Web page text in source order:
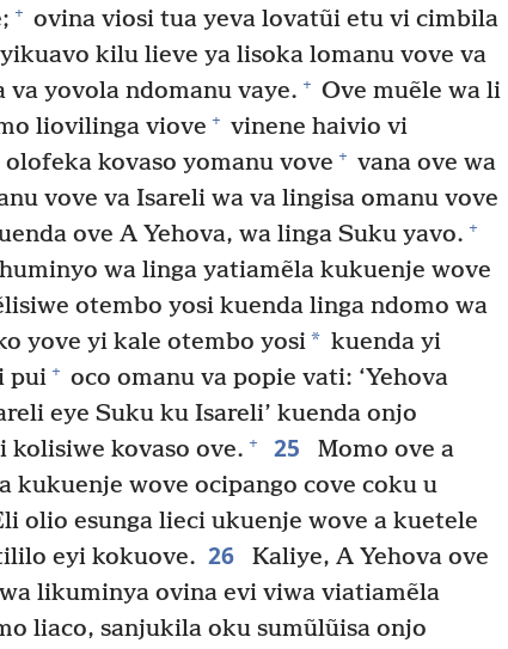
+ ovina viosi tua yeva lovatũi etu vi cimbila
kilu lieve ya lisoka lomanu vove va
va yovola ndomanu vaye. + Ove muẽle wa li
liovilinga viove + vinene haivio vi
kovaso yomanu vove + vana ove wa
vove va Isareli wa va lingisa omanu vove
ove A Yehova, wa linga Suku yavo. +
wa linga yatiamẽla kukuenje wove
otembo yosi kuenda linga ndomo wa
yove yi kale otembo yosi* kuenda yi
pui + oco omanu va popie vati: ‘Yehova
eye Suku ku Isareli’ kuenda onjo
kolisiwe kovaso ove. + 25
Momo ove a
kukuenje wove ocipango cove coku u
olio esunga lieci ukuenje wove a kuetele
eyi kokuove. 26
Kaliye, A Yehova ove
likuminya ovina evi viwa viatiamẽla
liaco, sanjukila oku sumũlũisa onjo